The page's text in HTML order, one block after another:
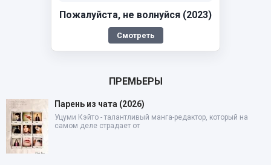
Пожалуйста, не волнуйся (2023)
Смотреть
ПРЕМЬЕРЫ
Парень из чата (2026)
Уцуми Кэйто - талантливый манга-редактор, который на
самом деле страдает от